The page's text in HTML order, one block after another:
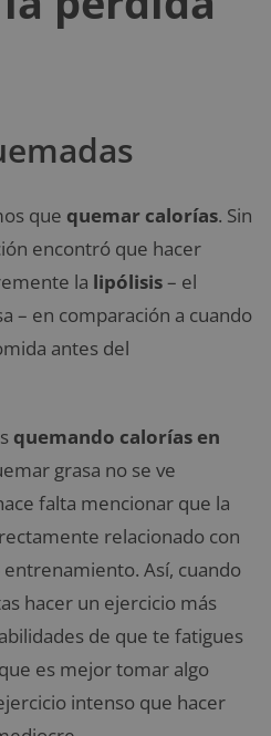
que quemar calorías. Sin
encontró que hacer
la lipólisis– el
– en comparación a cuando
antes del
quemando calorías en
grasa no se ve
falta mencionar que la
relacionado con
Así, cuando
hacer un ejercicio más
de que te fatigues
es mejor tomar algo
intenso que hacer